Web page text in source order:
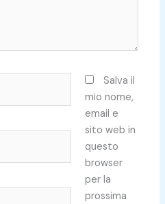
Salva il
mio nome,
email e
sito web in
questo
browser
per la
prossima